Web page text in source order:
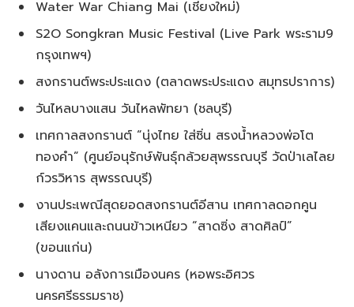
Water War Chiang Mai (เชียงใหม่)
S2O Songkran Music Festival (Live Park พระราม9
กรุงเทพฯ)
สงกรานต์พระประแดง (ตลาดพระประแดง สมุทรปราการ)
วันไหลบางแสน วันไหลพัทยา (ชลบุรี)
เทศกาลสงกรานต์ “นุ่งไทย ใส่ซิ่น สรงน้ำหลวงพ่อโต
ทองคำ” (ศูนย์อนุรักษ์พันธุ์กล้วยสุพรรณบุรี วัดป่าเลไลย
ก์วรวิหาร สุพรรณบุรี)
งานประเพณีสุดยอดสงกรานต์อีสาน เทศกาลดอกคูน
เสียงแคนและถนนข้าวเหนียว “สาดซิ่ง สาดศิลป์”
(ขอนแก่น)
นางดาน อลังการเมืองนคร (หอพระอิศวร
นครศรีธรรมราช)